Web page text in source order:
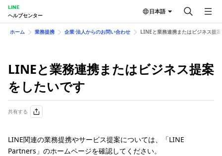
LINE
ヘルプセンター
日本語
ホーム 業務提携 企業⋅法人からのお問い合わせ LINEと業務連携またはビジネス提
LINEと業務連携またはビジネス提案
をしたいです
共有する
LINE関連の業務提携やサービス提案については、「LINE
Partners」のホームページを確認してください。